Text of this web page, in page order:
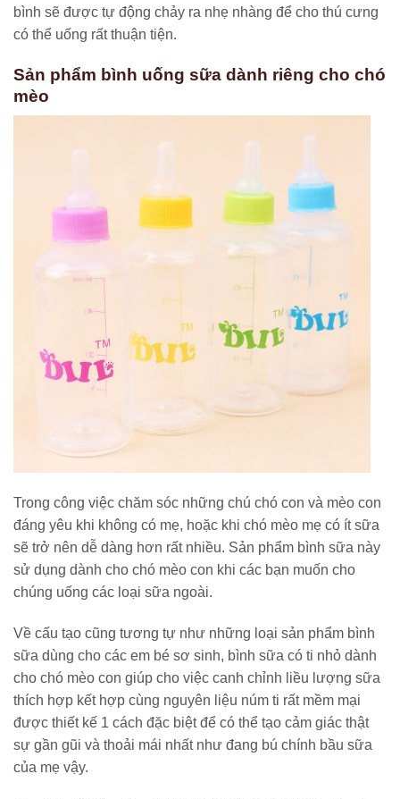
bình sẽ được tự động chảy ra nhẹ nhàng để cho thú cưng
có thể uống rất thuận tiện.
Sản phẩm bình uống sữa dành riêng cho chó
mèo
Trong công việc chăm sóc những chú chó con và mèo con
đáng yêu khi không có mẹ, hoặc khi chó mèo mẹ có ít sữa
sẽ trở nên dễ dàng hơn rất nhiều. Sản phẩm bình sữa này
sử dụng dành cho chó mèo con khi các bạn muốn cho
chúng uống các loại sữa ngoài.
Về cấu tạo cũng tương tự như những loại sản phẩm bình
sữa dùng cho các em bé sơ sinh, bình sữa có ti nhỏ dành
cho chó mèo con giúp cho việc canh chỉnh liều lượng sữa
thích hợp kết hợp cùng nguyên liệu núm ti rất mềm mại
được thiết kế 1 cách đặc biệt để có thể tạo cảm giác thật
sự gần gũi và thoải mái nhất như đang bú chính bầu sữa
của mẹ vậy.